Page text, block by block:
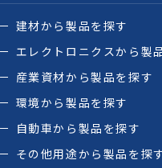
建材から製品を探す
エレクトロニクスから製
産業資材から製品を探す
環境から製品を探す
自動車から製品を探す
その他用途から製品を探